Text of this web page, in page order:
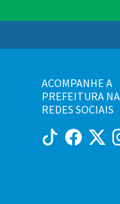
ACOMPANHE A
PREFEITURA
REDES SOCIAIS